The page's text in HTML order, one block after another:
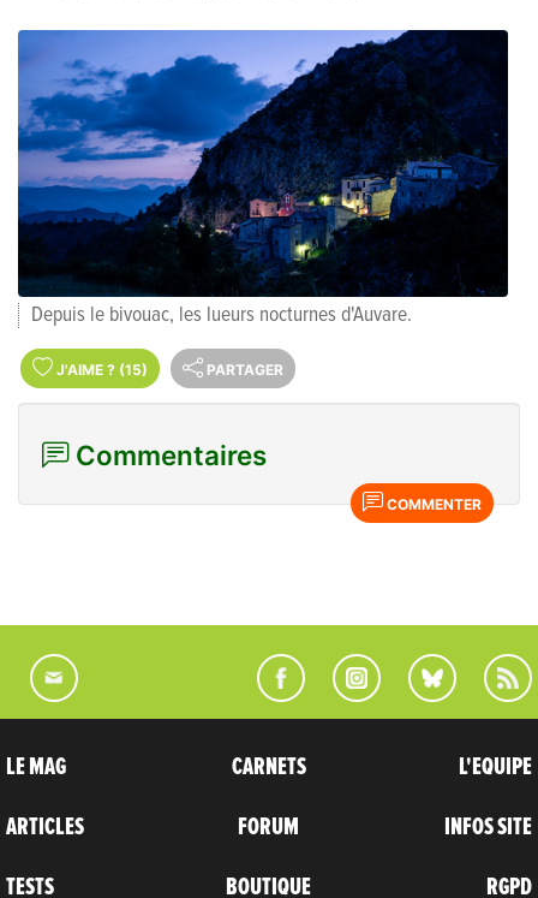
Depuis le bivouac, les lueurs nocturnes d'Auvare.
J'AIME ? (15) PARTAGER
Commentaires
COMMENTER
LE MAG
ARTICLES
TESTS
CARNETS
FORUM
BOUTIQUE
L'EQUIPE
INFOS SITE
RGPD